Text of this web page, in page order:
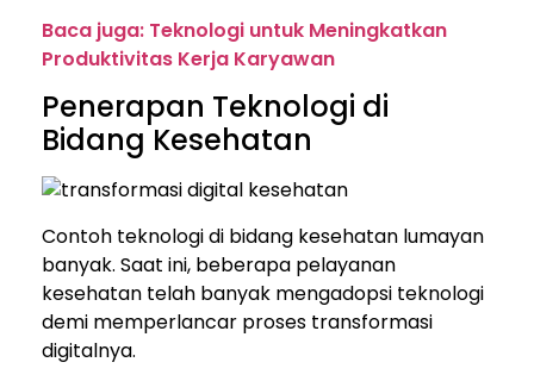
Baca juga: Teknologi untuk Meningkatkan
Produktivitas Kerja Karyawan
Penerapan Teknologi di
Bidang Kesehatan
Contoh teknologi di bidang kesehatan lumayan
banyak. Saat ini, beberapa pelayanan
kesehatan telah banyak mengadopsi teknologi
demi memperlancar proses transformasi
digitalnya.